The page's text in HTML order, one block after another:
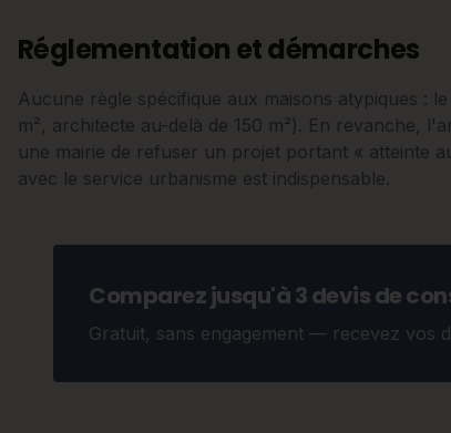
Réglementation et démarches
Aucune règle spécifique aux maisons atypiques :
m², architecte au-delà de 150 m²). En revanche,
une mairie de refuser un projet portant « atteinte
avec le service urbanisme est indispensable.
Comparez jusqu'à 3 devis de
Gratuit, sans engagement — recevez vos